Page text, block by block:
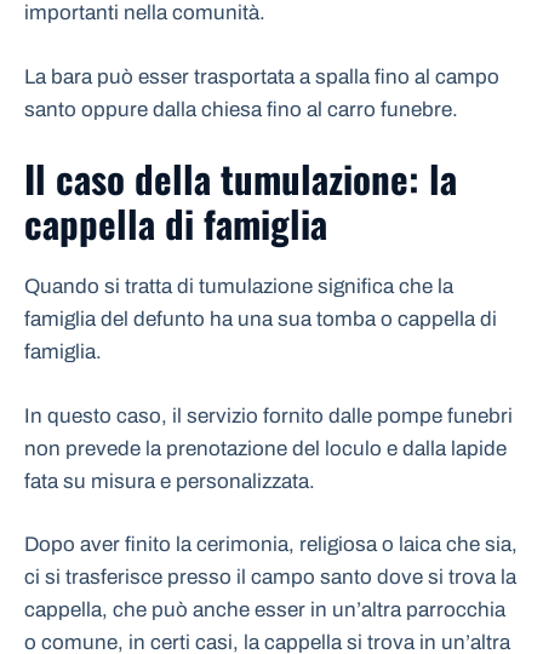
importanti nella comunità.
La bara può esser trasportata a spalla fino al campo
santo oppure dalla chiesa fino al carro funebre.
Il caso della tumulazione: la
cappella di famiglia
Quando si tratta di tumulazione significa che la
famiglia del defunto ha una sua tomba o cappella di
famiglia.
In questo caso, il servizio fornito dalle pompe funebri
non prevede la prenotazione del loculo e dalla lapide
fata su misura e personalizzata.
Dopo aver finito la cerimonia, religiosa o laica che sia,
ci si trasferisce presso il campo santo dove si trova la
cappella, che può anche esser in un’altra parrocchia
o comune, in certi casi, la cappella si trova in un’altra